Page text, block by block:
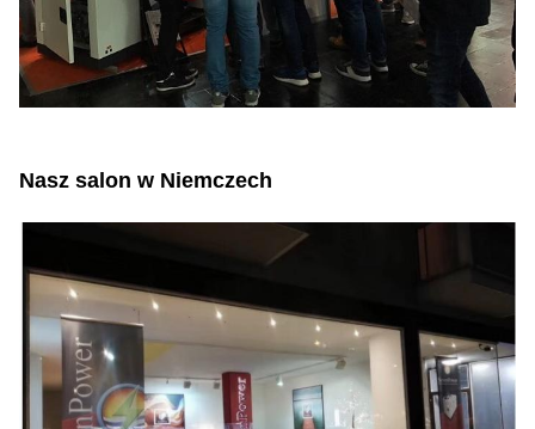
Nasz salon w Niemczech